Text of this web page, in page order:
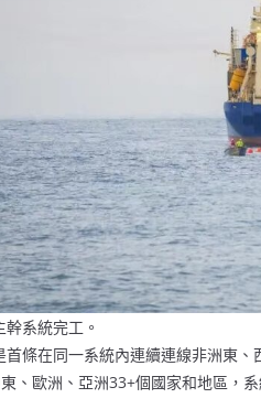
系統完工。
條在同一系統內連續連線非洲東、
、歐洲、亞洲33+個國家和地區，